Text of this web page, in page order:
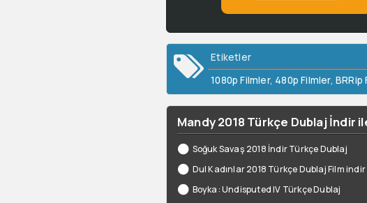
Etiketler
1080p Filmler, 480p Filmler,BRRip
Mandy 2018 Türkçe Dublaj İndir
Soğuk Savaş 2018 İndir Türkçe Dublaj
Dul Kadınlar 2018 Türkçe Dublaj Film indir
Boyka: Undisputed IV Türkçe Dublaj